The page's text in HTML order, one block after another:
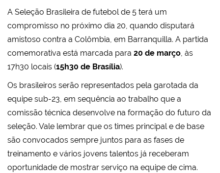
A Seleção Brasileira de futebol de 5 terá um
compromisso no próximo dia 20, quando disputará
amistoso contra a Colômbia, em Barranquilla. A partida
comemorativa está marcada para 20 de março, às
17h30 locais (15h30 de Brasília).
Os brasileiros serão representados pela garotada da
equipe sub-23, em sequência ao trabalho que a
comissão técnica desenvolve na formação do futuro da
seleção. Vale lembrar que os times principal e de base
são convocados sempre juntos para as fases de
treinamento e vários jovens talentos já receberam
oportunidade de mostrar serviço na equipe de cima.